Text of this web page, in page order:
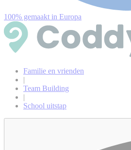
100% gemaakt in Europa
Familie en vrienden
|
Team Building
|
School uitstap